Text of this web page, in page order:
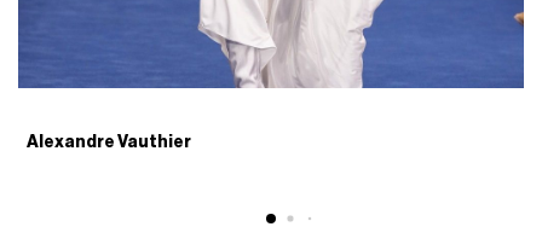
Alexandre Vauthier